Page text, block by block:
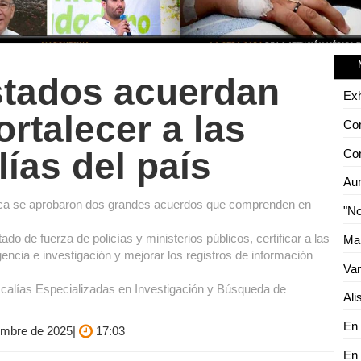
acuerdan
a las
del país
se aprobaron dos grandes acuerdos que comprenden en
de fuerza de policías y ministerios públicos, certificar a las
e investigación y mejorar los registros de información
Especializadas en Investigación y Búsqueda de
de 2025| 17:03